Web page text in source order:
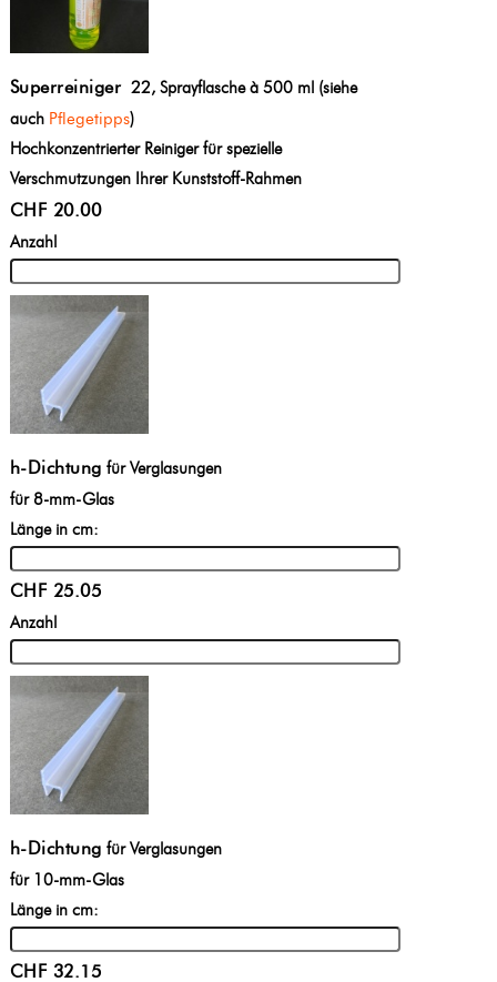
Superreiniger22, Sprayflasche à 500 ml (siehe
auch Pflegetipps)
Hochkonzentrierter Reiniger für spezielle
Verschmutzungen Ihrer Kunststoff-Rahmen
CHF 20.00
Anzahl
h-Dichtung für Verglasungen
für 8-mm-Glas
Länge in cm:
CHF 25.05
Anzahl
h-Dichtung für Verglasungen
für 10-mm-Glas
Länge in cm:
CHF 32.15